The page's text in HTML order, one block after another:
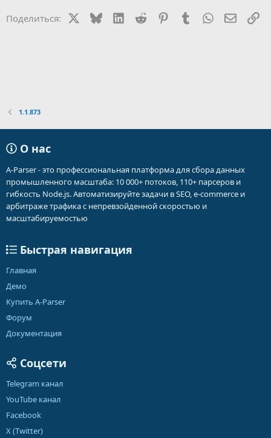
Поделиться: BlueskyLinkedIn
Reddit PinterestTumblr WhatsApp
1.1.873
О нас
A-Parser - это профессиональная платформа для сбора данных
промышленного масштаба: 10 000+ потоков, 110+ парсеров и
гибкость Node.js. Автоматизируйте задачи в SEO, e-commerce и
арбитраже трафика с непревзойденной скоростью и
масштабируемостью
Быстрая навигация
Главная
Демо
Купить A-Parser
Форум
Документация
Соцсети
Telegram канал
YouTube канал
Facebook
X (Twitter)